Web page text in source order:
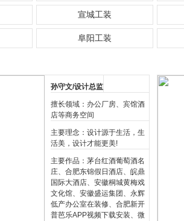
宣城工装
阜阳工装
孙守文/设计总监
擅长领域：办公厂房、宾馆酒
店等商务空间
主要理念：设计源于生活，生
活美，设计才能更美!
主要作品：茅台红酒葡萄酒名
庄、合肥东锦假日酒店、皖鼎
国际大酒店、安徽桐城黄梅戏
文化馆、安徽盛运集团、永辉
低产办公室在装修、合肥新开
普芭乐APP视频下载安装、微